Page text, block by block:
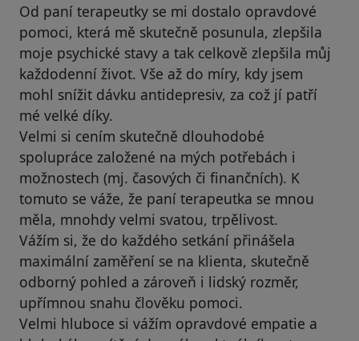
Od paní terapeutky se mi dostalo opravdové
pomoci, která mě skutečně posunula, zlepšila
moje psychické stavy a tak celkově zlepšila můj
každodenní život. Vše až do míry, kdy jsem
mohl snížit dávku antidepresiv, za což jí patří
mé velké díky.
Velmi si cením skutečně dlouhodobé
spolupráce založené na mých potřebách i
možnostech (mj. časových či finančních). K
tomuto se váže, že paní terapeutka se mnou
měla, mnohdy velmi svatou, trpělivost.
Vážím si, že do každého setkání přinášela
maximální zaměření se na klienta, skutečně
odborný pohled a zároveň i lidský rozměr,
upřímnou snahu člověku pomoci.
Velmi hluboce si vážím opravdové empatie a